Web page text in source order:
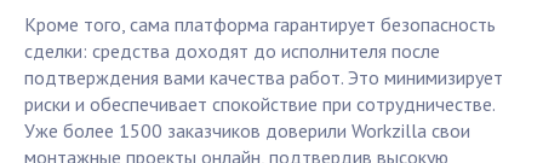
Кроме того, сама платформа гарантирует безопасность
сделки: средства доходят до исполнителя после
подтверждения вами качества работ. Это минимизирует
риски и обеспечивает спокойствие при сотрудничестве.
Уже более 1500 заказчиков доверили Workzilla свои
монтажные проекты онлайн, подтвердив высокую